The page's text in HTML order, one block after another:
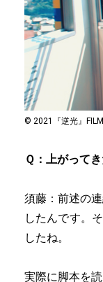
© 2021『逆光』FILM
Ｑ：上がって
須藤：前述の
したんです。
したね。
実際に脚本を